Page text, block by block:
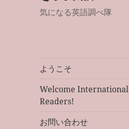
気になる英語調べ隊
ようこそ
Welcome International
Readers!
お問い合わせ